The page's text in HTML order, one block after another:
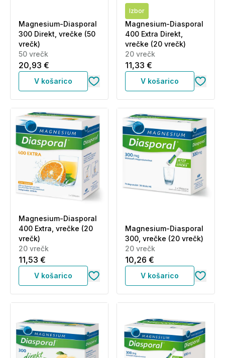
Magnesium-Diasporal
300 Direkt, vrečke (50
vrečk)
50 vrečk
20,93 €
V košarico
Izbor
Magnesium-Diasporal
400 Extra Direkt,
vrečke (20 vrečk)
20 vrečk
11,33 €
V košarico
Magnesium-Diasporal
400 Extra, vrečke (20
vrečk)
20 vrečk
11,53 €
V košarico
Magnesium-Diasporal
300, vrečke (20 vrečk)
20 vrečk
10,26 €
V košarico